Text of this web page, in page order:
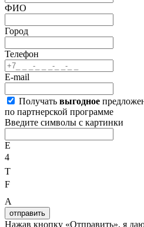
ФИО
Город
Телефон
E-mail
Получать выгодное
по партнерской программе
Введите символы с картинки
E
4
T
F
A
отправить
Нажав кнопку «Отправить», я